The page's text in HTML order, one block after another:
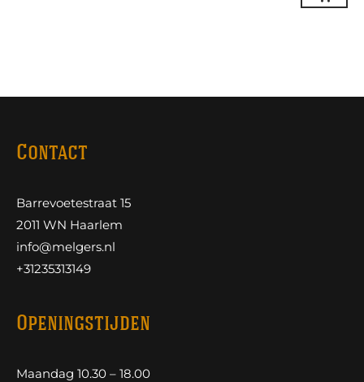
Contact
Barrevoetestraat 15
2011 WN Haarlem
info@melgers.nl
+31235313149
Openingstijden
Maandag 10.30 – 18.00